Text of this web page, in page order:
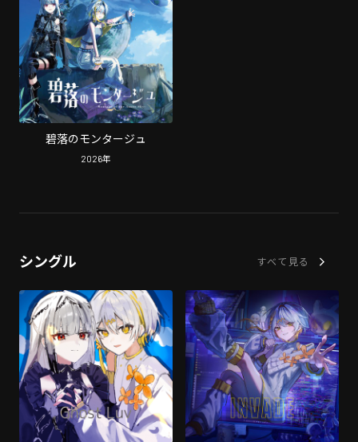
碧落のモンタージュ
2026年
シングル すべて見る